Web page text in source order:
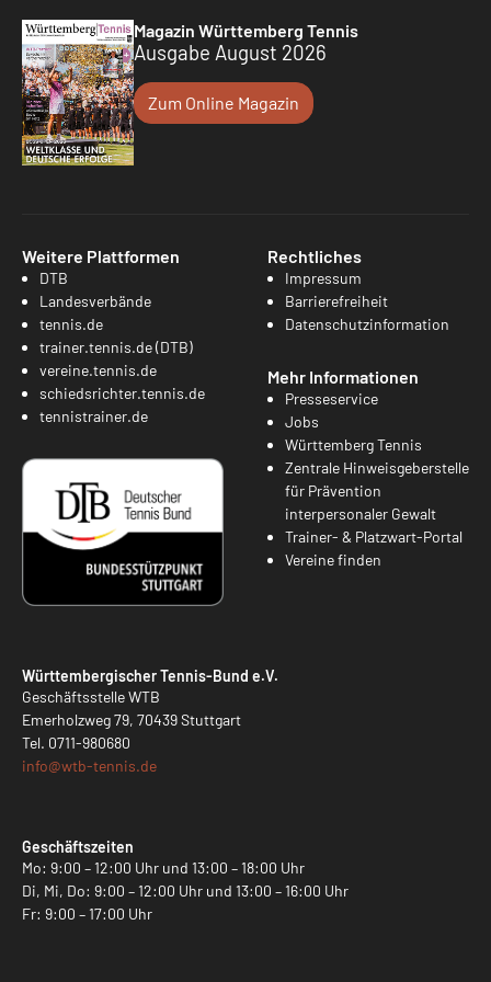
Magazin Württemberg Tennis
Ausgabe August 2026
Zum Online Magazin
Weitere Plattformen
DTB
Landesverbände
tennis.de
trainer.tennis.de (DTB)
vereine.tennis.de
schiedsrichter.tennis.de
tennistrainer.de
Rechtliches
Impressum
Barrierefreiheit
Datenschutzinformation
Mehr Informationen
Presseservice
Jobs
Württemberg Tennis
Zentrale Hinweisgeberstelle
für Prävention
interpersonaler Gewalt
Trainer- & Platzwart-Portal
Vereine finden
Württembergischer Tennis-Bund e.V.
Geschäftsstelle WTB
Emerholzweg 79, 70439 Stuttgart
Tel. 0711-980680
info@wtb-tennis.de
Geschäftszeiten
Mo: 9:00 – 12:00 Uhr und 13:00 – 18:00 Uhr
Di, Mi, Do: 9:00 – 12:00 Uhr und 13:00 – 16:00 Uhr
Fr: 9:00 – 17:00 Uhr